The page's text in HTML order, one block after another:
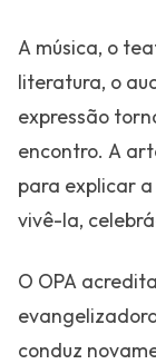
A música, o
literatura, o
expressão
encontro. A
para explicar
vivê-la,
O OPA
conduz